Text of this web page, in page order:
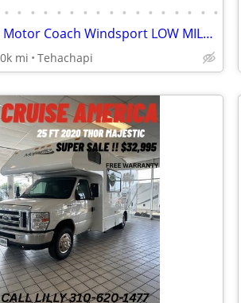
• • • • • • • • • • • • • • • • •
2015 Thor Motor Coach Windsport LOW MILES Financing Available!
mi Tehachapi